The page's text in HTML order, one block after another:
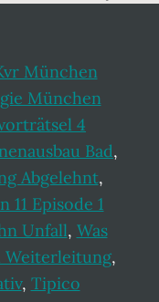
München
München
4
Bad,
Abgelehnt,
11 Episode 1
Unfall, Was
Weiterleitung,
, Tipico